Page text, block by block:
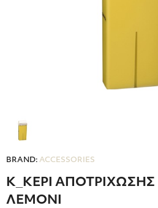
BRAND: ACCESSORIES
Κ_ΚΕΡΙ ΑΠΟΤΡΙΧΩΣΗΣ
ΛΕΜΟΝΙ